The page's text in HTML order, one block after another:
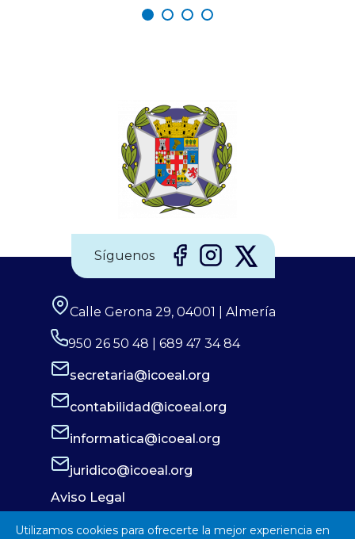
profesionales. Si eres enfermero/a y deseas formar
oferta? Envía tu currículum a
elsaliente@elsaliente.com, llama al 950 62 06 06 o
Síguenos
Calle Gerona 29, 04001 | Almería
950 26 50 48 | 689 47 34 84
secretaria@icoeal.org
contabilidad@icoeal.org
informatica@icoeal.org
juridico@icoeal.org
Aviso Legal
Utilizamos cookies para ofrecerte la mejor experiencia en